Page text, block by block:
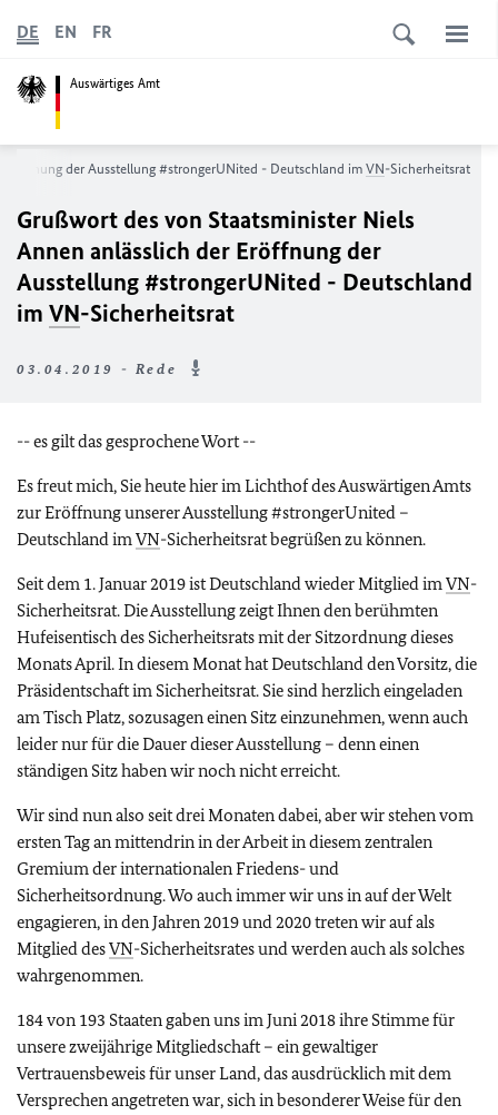
Auswärtiges Amt
DE EN FR
der Ausstellung #strongerUNited - Deutschland im VN-Sicherheitsrat
Grußwort des von Staatsminister Niels
Annen anlässlich der Eröffnung der
Ausstellung #strongerUNited - Deutschland
im VN-Sicherheitsrat
03.04.2019 - Rede
-- es gilt das gesprochene Wort --
Es freut mich, Sie heute hier im Lichthof des Auswärtigen Amts
zur Eröffnung unserer Ausstellung #strongerUnited –
Deutschland imVN-Sicherheitsrat begrüßen zu können.
Seit dem 1. Januar 2019 ist Deutschland wieder Mitglied imVN-
Sicherheitsrat. Die Ausstellung zeigt Ihnen den berühmten
Hufeisentisch des Sicherheitsrats mit der Sitzordnung dieses
Monats April. In diesem Monat hat Deutschland den Vorsitz, die
Präsidentschaft im Sicherheitsrat. Sie sind herzlich eingeladen
am Tisch Platz, sozusagen einen Sitz einzunehmen, wenn auch
leider nur für die Dauer dieser Ausstellung – denn einen
ständigen Sitz haben wir noch nicht erreicht.
Wir sind nun also seit drei Monaten dabei, aber wir stehen vom
ersten Tag an mittendrin in der Arbeit in diesem zentralen
Gremium der internationalen Friedens- und
Sicherheitsordnung. Wo auch immer wir uns in auf der Welt
engagieren, in den Jahren 2019 und 2020 treten wir auf als
Mitglied desVN-Sicherheitsrates und werden auch als solches
wahrgenommen.
184 von 193 Staaten gaben uns im Juni 2018 ihre Stimme für
unsere zweijährige Mitgliedschaft – ein gewaltiger
Vertrauensbeweis für unser Land, das ausdrücklich mit dem
Versprechen angetreten war, sich in besonderer Weise für den